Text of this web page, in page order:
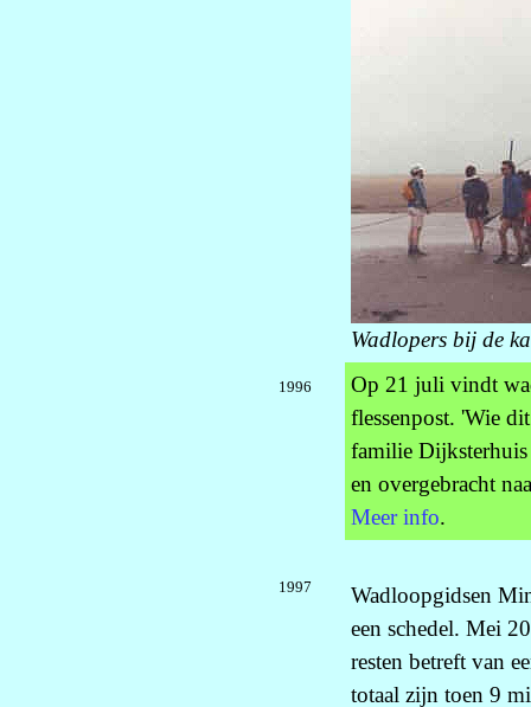
Wadlopers bij de
1996
Op 21 juli vindt
flessenpost. 'Wie
familie
en overgebracht
Meer info.
1997
Wadloopgidsen
een schedel. Mei
resten betreft van
totaal zijn toen 9